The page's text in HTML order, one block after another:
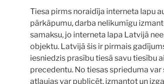
Tiesa pirms noraidīja interneta lapu
pārkāpumu, darba nelikumīgu
samaksu, jo interneta lapa Latvijā
objektu. Latvijā šis ir pirmais
iesniedzis prasību tiesā savu tiesību
precedentu. No tiesas sprieduma
atļaujas var publicēt, izmantot un